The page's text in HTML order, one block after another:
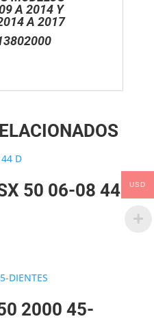
A 2014 Y
A 2017
50 06-08 44
2000 45-
USD